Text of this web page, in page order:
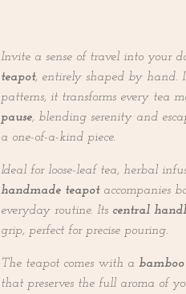
Invite a sense of travel into your
teapot, entirely shaped by hand.
patterns, it transforms every tea
pause, blending serenity and
a one-of-a-kind piece.
Ideal for loose-leaf tea, herbal
handmade teapotaccompanies
everyday routine. Its central
grip, perfect for precise pouring.
The teapot comes with a
that preserves the full aroma of